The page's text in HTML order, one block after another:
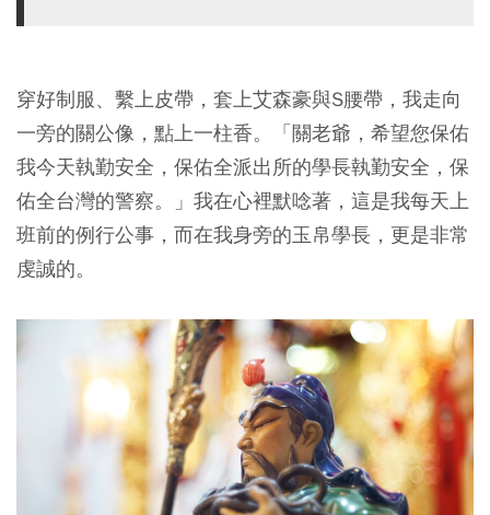
穿好制服、繫上皮帶，套上艾森豪與S腰帶，我走向
一旁的關公像，點上一柱香。「關老爺，希望您保佑
我今天執勤安全，保佑全派出所的學長執勤安全，保
佑全台灣的警察。」我在心裡默唸著，這是我每天上
班前的例行公事，而在我身旁的玉帛學長，更是非常
虔誠的。